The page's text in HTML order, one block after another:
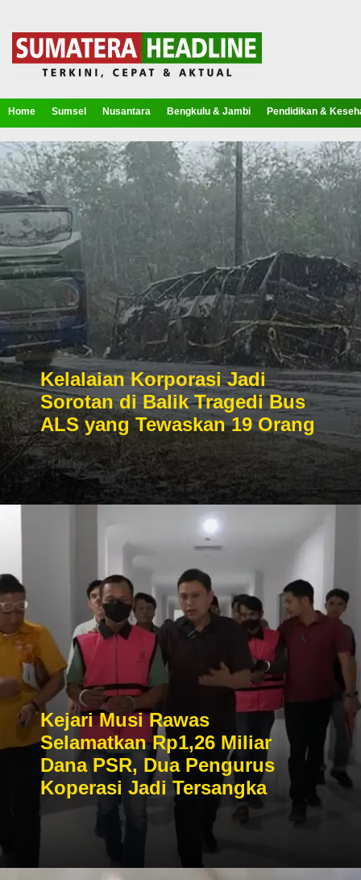
Home Sumsel Nusantara Bengkulu & Jambi Pendidikan &
Kelalaian Korporasi Jadi
Sorotan di Balik Tragedi Bus
ALS yang Tewaskan 19 Orang
Kejari Musi Rawas
Selamatkan Rp1,26 Miliar
Dana PSR, Dua Pengurus
Koperasi Jadi Tersangka